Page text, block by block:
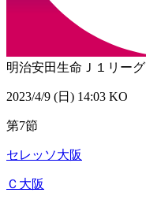
明治安田生命Ｊ１リーグ
2023/4/9 (日) 14:03 KO
第7節
セレッソ大阪
Ｃ大阪